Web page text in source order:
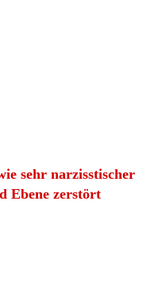
sehr narzisstischer
Ebene zerstört